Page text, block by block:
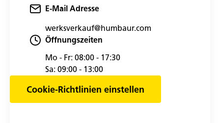
E-Mail Adresse
werksverkauf@humbaur.com
Öffnungszeiten
Mo - Fr: 08:00 - 17:30
Sa: 09:00 - 13:00
Cookie-Richtlinien einstellen